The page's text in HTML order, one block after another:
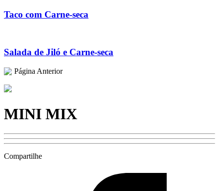
Taco com Carne-seca
Salada de Jiló e Carne-seca
Página Anterior
MINI MIX
Compartilhe